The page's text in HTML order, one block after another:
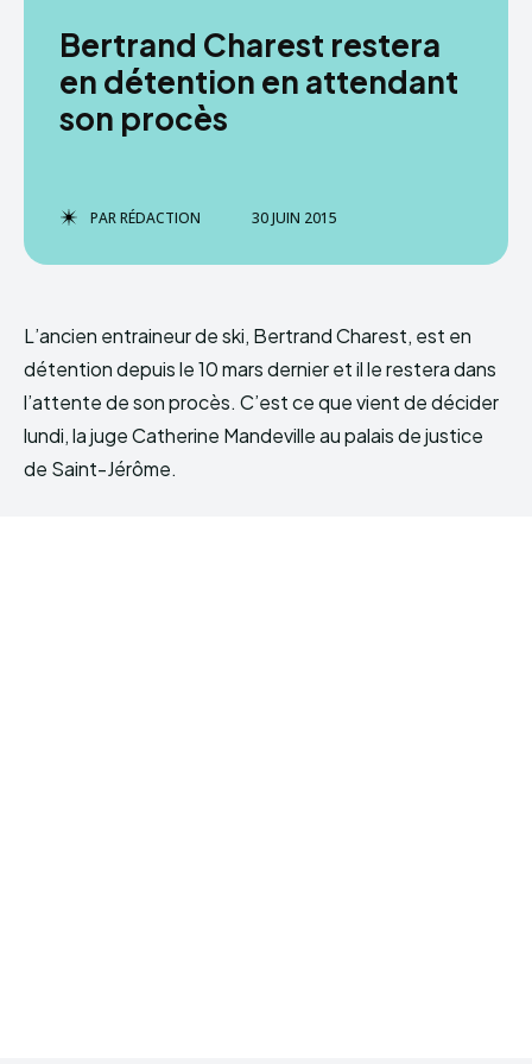
Bertrand Charest restera
en détention en attendant
son procès
PARRÉDACTION 30 JUIN 2015
L’ancien entraineur de ski, Bertrand Charest, est en
détention depuis le 10 mars dernier et il le restera dans
l’attente de son procès. C’est ce que vient de décider
lundi, la juge Catherine Mandeville au palais de justice
de Saint-Jérôme.